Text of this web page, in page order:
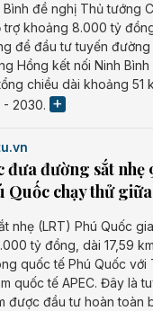
Bình đề nghị Thủ tướng
trợ khoảng 8.000 tỷ
để đầu tư tuyến
Hồng kết nối Ninh Bình
chiều dài khoảng 51
2030.
đưa đường sắt nhẹ
Quốc chạy thử
nhẹ (LRT) Phú Quốc
tỷ đồng, dài 17,59
quốc tế Phú Quốc với
quốc tế APEC. Đây là
được đầu tư hoàn toàn